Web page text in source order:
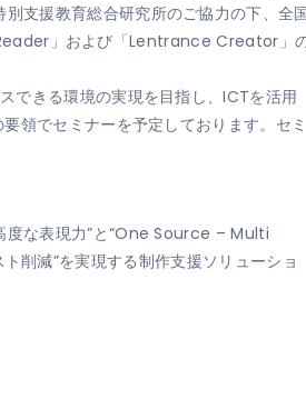
支援教育総合研究所のご協力の下、全
」および「Lentrance Creator」
できる環境の実現を目指し、ICTを活用
領でセミナーを予定しております。セミ
度な表現力”と“One Source – Multi
削減”を実現する制作支援ソリューショ